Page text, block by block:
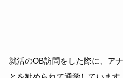
就活のOB訪問をした際に、ア